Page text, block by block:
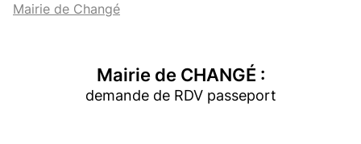
Mairie de Changé
Mairie de CHANGÉ :
demande de RDV passeport